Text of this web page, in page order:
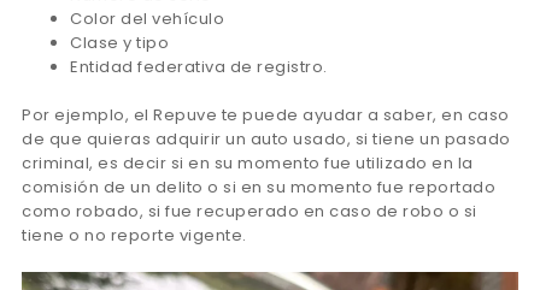
Color del vehículo
Clase y tipo
Entidad federativa de registro.
Por ejemplo, el Repuve te puede ayudar a saber, en caso
de que quieras adquirir un auto usado, si tiene un pasado
criminal, es decir si en su momento fue utilizado en la
comisión de un delito o si en su momento fue reportado
como robado, si fue recuperado en caso de robo o si
tiene o no reporte vigente.